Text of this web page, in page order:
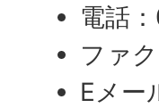
電話
ファ
Eメー